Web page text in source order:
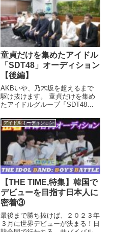
童貞だけを集めたアイドル
「SDT48」オーディション
【後編】
AKBいや、乃木坂を超えるまで
駆け抜けます。 童貞だけを集め
たアイドルグループ「SDT48」
ツイート
アイドルオーディション
【THE TIME,特集】韓国で
デビューを目指す日本人に
密着③
最後まで勝ち抜けば、２０２３年
３月に世界デビューが決まる！日